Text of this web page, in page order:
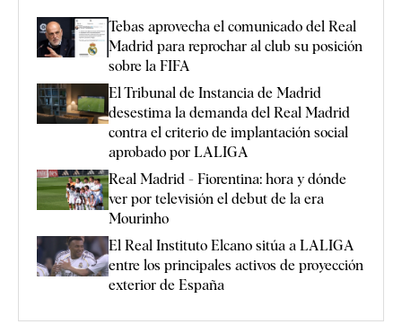
Tebas aprovecha el comunicado del Real
Madrid para reprochar al club su posición
sobre la FIFA
El Tribunal de Instancia de Madrid
desestima la demanda del Real Madrid
contra el criterio de implantación social
aprobado por LALIGA
Real Madrid - Fiorentina: hora y dónde
ver por televisión el debut de la era
Mourinho
El Real Instituto Elcano sitúa a LALIGA
entre los principales activos de proyección
exterior de España